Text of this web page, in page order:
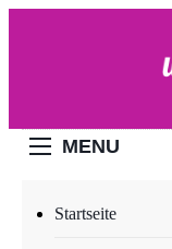
MENU
Startseite
REISE-BLOG